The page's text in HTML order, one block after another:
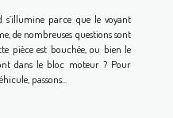
s’illumine parce que le voyant
de nombreuses questions sont
pièce est bouchée, ou bien le
dans le bloc moteur ? Pour
passons...